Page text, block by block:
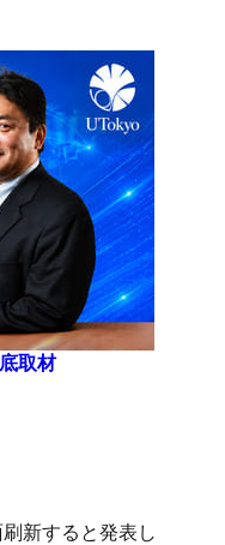
取材
新すると発表し